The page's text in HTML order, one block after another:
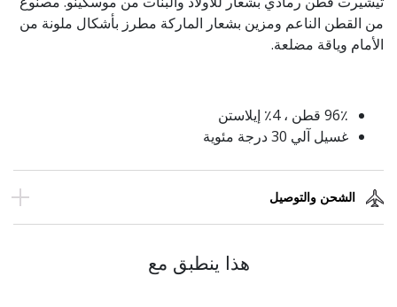
من القطن الناعم ومزين بشعار الماركة مطرز بأشكال ملونة من
الأمام وياقة مضلعة.
96٪ قطن ، 4٪ إيلاستن
غسيل آلي 30 درجة مئوية
الشحن والتوصيل
هذا ينطبق مع